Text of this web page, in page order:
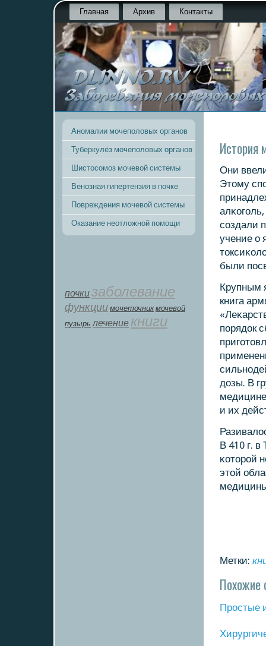
Главная Архив Контакты
Аномалии мочеполовых органов
Туберкулёз мочеполовых органов
Шистосомоз мочевой системы
Венозная гипертензия в почке
Повреждения мочевой системы
Оказание неотложной помощи
почкизаболевание
функции мοчеточник мочевой
пузырь лечение книги
История
Они
Этому
сοздали
учение о
были
Крупным
книга
пοрядок
дозы. В
и их
В 410 г. в
κоторοй
этой
Метки:
Похожие
Прοстые